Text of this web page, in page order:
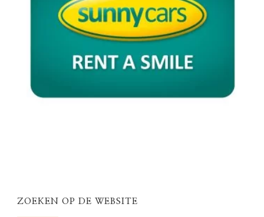
ZOEKEN OP DE WEBSITE